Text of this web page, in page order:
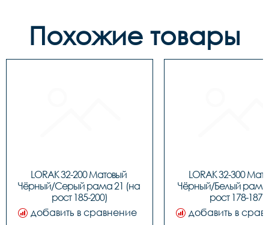
Похожие товары
LORAK 32-200 Матовый
Чёрный/Серый рама 21 (на
рост 185-200)
добавить в сравнение
LORAK 32-300
Чёрный/Белый рама
рост 178-187)
добавить в